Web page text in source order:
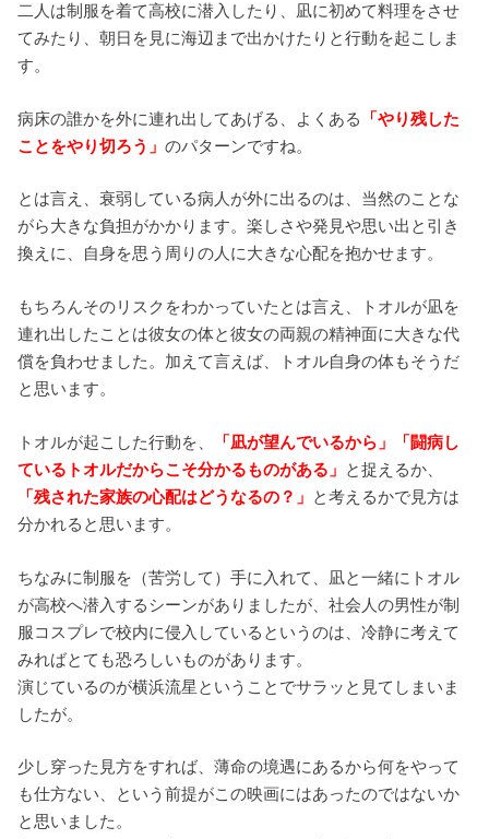
二人は制服を着て高校に潜入したり、凪に初めて料理をさせ
てみたり、朝日を見に海辺まで出かけたりと行動を起こしま
す。
病床の誰かを外に連れ出してあげる、よくある
「やり残した
ことをやり切ろう」のパターンですね。
とは言え、衰弱している病人が外に出るのは、当然のことな
がら大きな負担がかかります。楽しさや発見や思い出と引き
換えに、自身を思う周りの人に大きな心配を抱かせます。
もちろんそのリスクをわかっていたとは言え、トオルが凪を
連れ出したことは彼女の体と彼女の両親の精神面に大きな代
償を負わせました。加えて言えば、トオル自身の体もそうだ
と思います。
トオルが起こした行動を、
「凪が望んでいるから」「闘病し
ているトオルだからこそ分かるものがある」 と捉えるか、
「残された家族の心配はどうなるの？」 と考えるかで見方は
分かれると思います。
ちなみに制服を（苦労して）手に入れて、凪と一緒にトオル
が高校へ潜入するシーンがありましたが、社会人の男性が制
服コスプレで校内に侵入しているというのは、冷静に考えて
みればとても恐ろしいものがあります。
演じているのが横浜流星ということでサラッと見てしまいま
したが。
少し穿った見方をすれば、薄命の境遇にあるから何をやって
も仕方ない、という前提がこの映画にはあったのではないか
と思いました。